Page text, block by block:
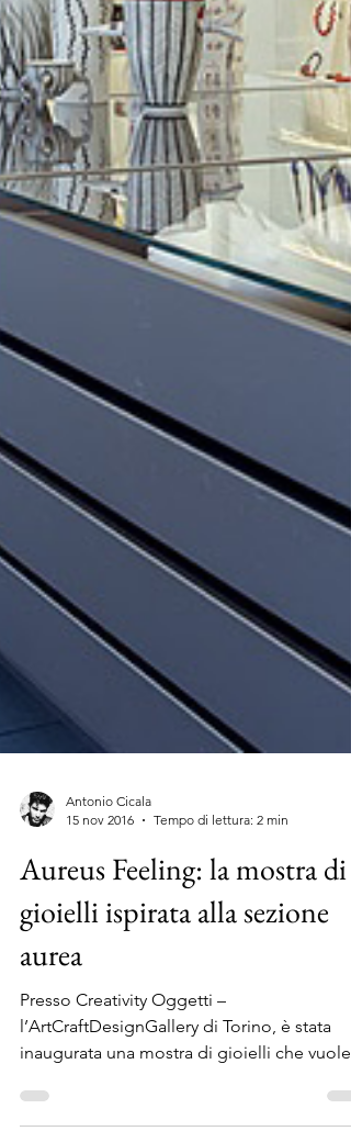
15 nov 2016
Tempo di lettura: 2 min
Aureus Feeling: la mostra di
gioielli ispirata alla sezione
aurea
Presso Creativity Oggetti –
l’ArtCraftDesignGallery di Torino, è stata
inaugurata una mostra di gioielli che vuole